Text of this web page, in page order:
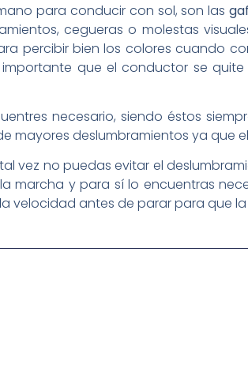
para conducir con sol, son las
cegueras o molestas
percibir bien los colores cuando
que el conductor se
necesario, siendo éstos
mayores deslumbramientos ya que
vez no puedas evitar el
marcha y para sí lo encuentras
velocidad antes de parar para que